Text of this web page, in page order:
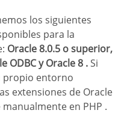
para la
Oracle 8.0.5 o superior,
ODBC y Oracle 8 .Si
propio entorno
extensiones de Oracle
en PHP .